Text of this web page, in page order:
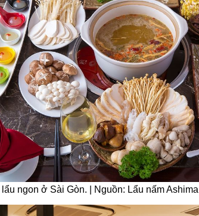
ngon ở Sài Gòn. | Nguồn: Lẩu nấm Ashima